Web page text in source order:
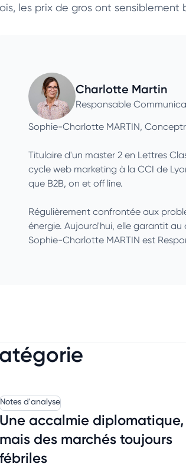
les prix de gros ont sensiblement
Charlotte Martin
Responsable
Sophie-Charlotte MARTIN,
Titulaire d'un master 2 en Lettres
cycle web marketing à la CCI de
que B2B, on et off line.
Régulièrement confrontée aux
énergie. Aujourd'hui, elle garantit
Sophie-Charlotte MARTIN est
Notes d'analyse
accalmie diplomatique,
des marchés toujours